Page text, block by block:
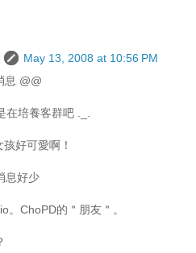
May 13, 2008 at 10:56 PM
息 @@
培養客群吧 ._.
好可愛啊！
息好少
。ChoPD的＂朋友＂。